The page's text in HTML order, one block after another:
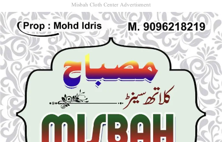
Misbah Cloth Center Advertisment